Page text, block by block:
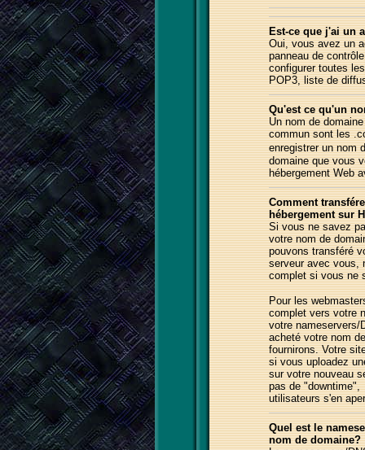
Est-ce que j'ai un
Oui,vous avez un
panneau de contrôle
configurer toutes
POP3,liste de
Qu'est ce qu'un
Un nom de
commun sont les
enregistrer un nom
domaine que vous
hébergement Web
Comment
hébergement sur
Si vous ne savez
votre nom de
pouvons transféré
serveur avec vous,
complet si vous ne
Pour les
complet vers votre
votrenameservers/
acheté votre nom
fournirons. Votre
si vous uploadez
sur votre nouveau
pas de
utilisateurs s'en
Quel est le
nom de domaine?